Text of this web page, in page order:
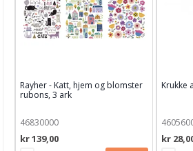
NYE MATHIA STEMPLER
Slik lager du nisselykt
Slik lager du julekuppel med nisser
Gøy med mosegummi
Rayher - Katt, hjem og blomster
rubons, 3 ark
46830000
kr 139,00
Krukke
kr